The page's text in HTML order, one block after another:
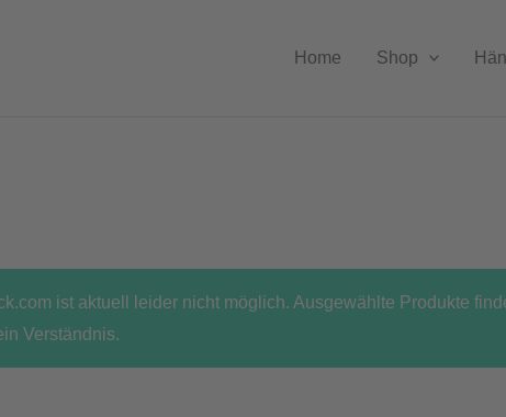
Home Shop
ist aktuell leider nicht möglich. Ausgewählte Produkte
Verständnis.